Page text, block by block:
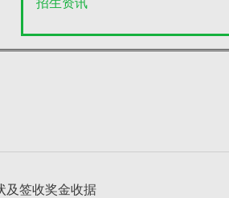
招生资讯
及签收奖金收据